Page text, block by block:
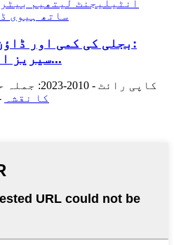
بجلی کی کمی اور
YMIN کی SDB سیریز الیکٹرک...
© کاپی رائٹ - 2010-2023: جملہ حقوق محفوظ ہیں۔
کا نقشہ